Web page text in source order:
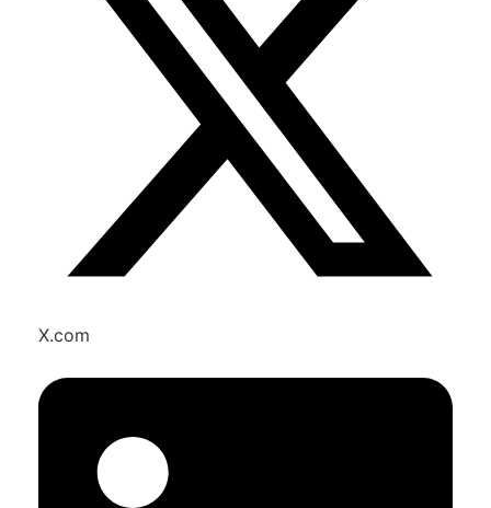
X.com